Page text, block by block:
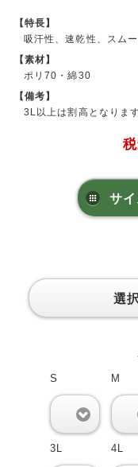
【特長】
吸汗性、速乾性、スム
【素材】
ポリ70・綿30
【備考】
3L以上は割高となりま
サ
選
S M
3L 4L